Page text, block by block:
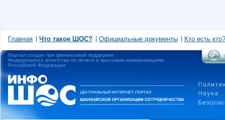
Главная Что такое ШОС? Официальные документы Кто есть кто?
Портал создан при финансовой поддержке
Федерального агентства по печати и массовым коммуникациям
Российской Федерации